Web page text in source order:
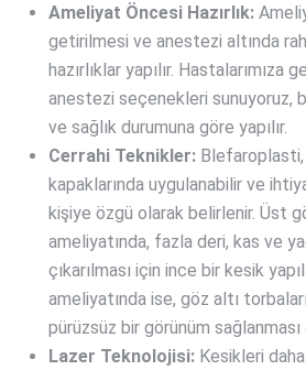
Ameliyat Öncesi Hazırlık:
getirilmesi ve anestezi altında
hazırlıklar yapılır. Hastalarımıza
anestezi seçenekleri sunuyoruz,
ve sağlık durumuna göre yapılır.
Cerrahi Teknikler:
kapaklarında uygulanabilir ve
kişiye özgü olarak belirlenir. Üst
ameliyatında, fazla deri, kas ve
çıkarılması için ince bir kesik
ameliyatında ise, göz altı
pürüzsüz bir görünüm sağlanması
Lazer Teknolojisi: Kesikleri